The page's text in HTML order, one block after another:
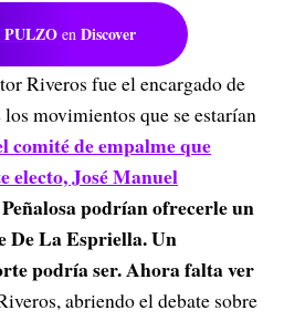
PULZO en Discover
Riveros fue el encargado de
movimientos que se estarían
comité de empalme que
electo, José Manuel
podrían ofrecerle un
De La Espriella. Un
podría ser. Ahora falta ver
abriendo el debate sobre